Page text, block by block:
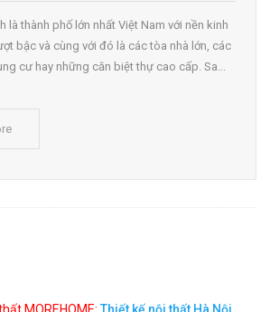
là thành phố lớn nhất Việt Nam với nền kinh
bậc và cùng với đó là các tòa nhà lớn, các
cư hay những căn biệt thự cao cấp. Sa...